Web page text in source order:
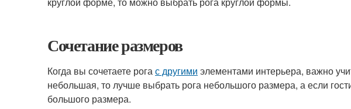
Сочетание размеров
Когда вы сочетаете рогас другими элементами интерьера, важно
небольшая, то лучше выбрать рога небольшого размера, а если
большого размера.